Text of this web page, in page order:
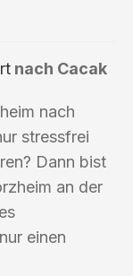
nach Cacak
nach
stressfrei
Dann bist
an der
einen